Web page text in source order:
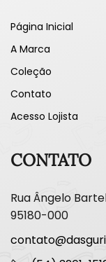
Página Inicial
A Marca
Coleção
Contato
Acesso Lojista
CONTATO
Rua Ângelo
95180-000